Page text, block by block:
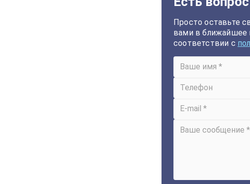
Просто оставьте
вами в ближайшее
соответствии с